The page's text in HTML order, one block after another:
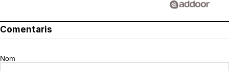
Comentaris
Nom